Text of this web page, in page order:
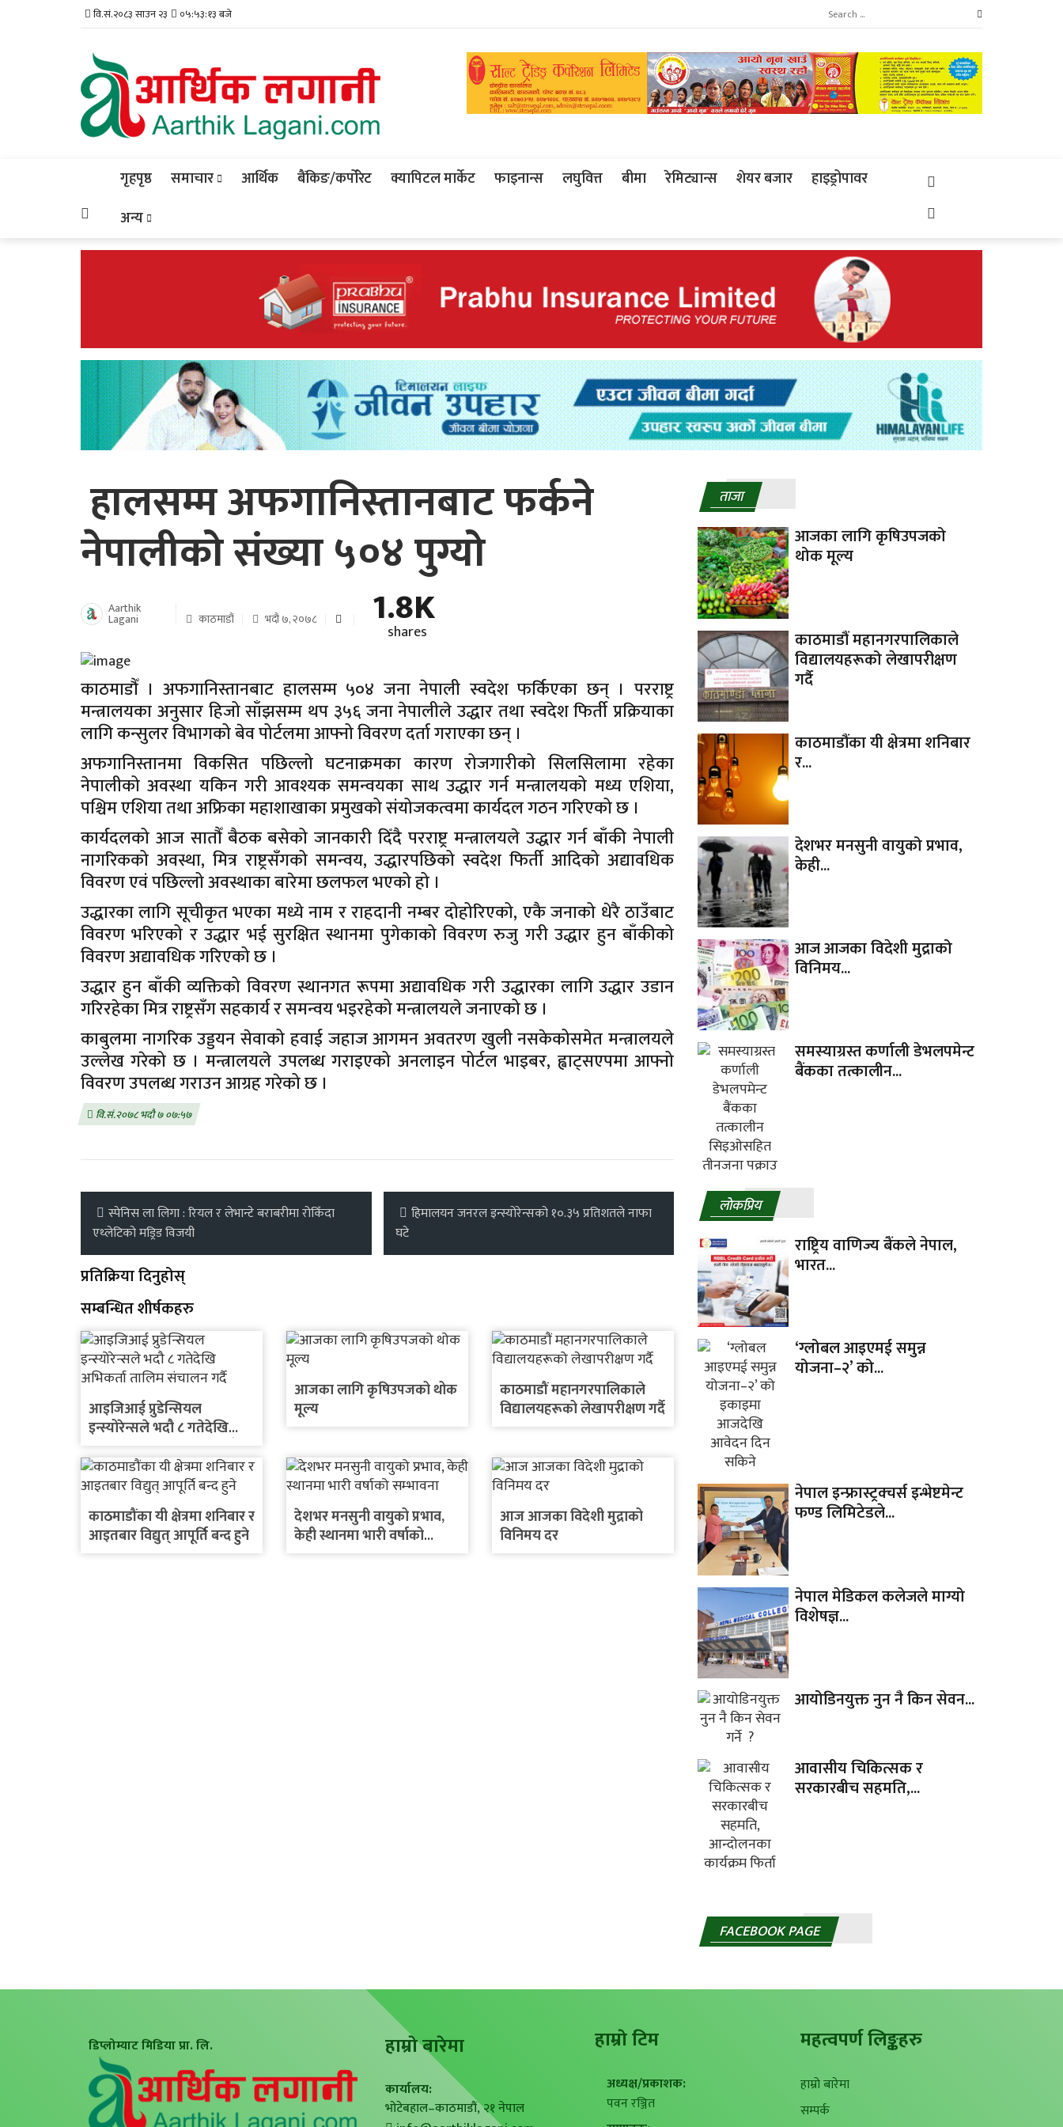
वि.सं.२०८३ साउन २३ ०५:५३:१४ बजे
गृहपृष्ठ समाचार आर्थिक बैंकिङ/कर्पोरेट क्यापिटल मार्केट फाइनान्स लघुवित्त बीमा रेमिट्यान्स शेयर बजार
हाइड्रोपावर
अन्य
हालसम्म अफगानिस्तानबाट फर्कने
नेपालीको संख्या ५०४ पुग्यो
Aarthik
Lagani काठमाडौं भदौ ७, २०७८ 1.8K
shares
काठमाडौँ । अफगानिस्तानबाट हालसम्म ५०४ जना नेपाली स्वदेश फर्किएका छन् । परराष्ट्र
मन्त्रालयका अनुसार हिजो साँझसम्म थप ३५६ जना नेपालीले उद्धार तथा स्वदेश फिर्ती प्रक्रियाका
लागि कन्सुलर विभागको बेव पोर्टलमा आफ्नो विवरण दर्ता गराएका छन् ।
अफगानिस्तानमा विकसित पछिल्लो घटनाक्रमका कारण रोजगारीको सिलसिलामा रहेका
नेपालीको अवस्था यकिन गरी आवश्यक समन्वयका साथ उद्धार गर्न मन्त्रालयको मध्य एशिया,
पश्चिम एशिया तथा अफ्रिका महाशाखाका प्रमुखको संयोजकत्वमा कार्यदल गठन गरिएको छ ।
कार्यदलको आज सातौँ बैठक बसेको जानकारी दिँदै परराष्ट्र मन्त्रालयले उद्धार गर्न बाँकी नेपाली
नागरिकको अवस्था, मित्र राष्ट्रसँगको समन्वय, उद्धारपछिको स्वदेश फिर्ती आदिको अद्यावधिक
विवरण एवं पछिल्लो अवस्थाका बारेमा छलफल भएको हो ।
उद्धारका लागि सूचीकृत भएका मध्ये नाम र राहदानी नम्बर दोहोरिएको, एकै जनाको धेरै ठाउँबाट
विवरण भरिएको र उद्धार भई सुरक्षित स्थानमा पुगेकाको विवरण रुजु गरी उद्धार हुन बाँकीको
विवरण अद्यावधिक गरिएको छ ।
उद्धार हुन बाँकी व्यक्तिको विवरण स्थानगत रूपमा अद्यावधिक गरी उद्धारका लागि उद्धार उडान
गरिरहेका मित्र राष्ट्रसँग सहकार्य र समन्वय भइरहेको मन्त्रालयले जनाएको छ ।
काबुलमा नागरिक उड्डयन सेवाको हवाई जहाज आगमन अवतरण खुली नसकेकोसमेत मन्त्रालयले
उल्लेख गरेको छ । मन्त्रालयले उपलब्ध गराइएको अनलाइन पोर्टल भाइबर, ह्वाट्सएपमा आफ्नो
विवरण उपलब्ध गराउन आग्रह गरेको छ ।
वि.सं.२०७८ भदौ ७ ०७:५७
स्पेनिस ला लिगा : रियल र लेभान्टे बराबरीमा रोकिँदा
एथ्लेटिको मड्रिड विजयी
हिमालयन जनरल इन्स्योरेन्सको १०.३५ प्रतिशतले नाफा
घटे
प्रतिक्रिया दिनुहोस्
सम्बन्धित शीर्षकहरु
आइजिआई प्रुडेन्सियल
इन्स्योरेन्सले भदौ ८ गतेदेखि
आजका लागि कृषिउपजको थोक
मूल्य
काठमाडौं महानगरपालिकाले
विद्यालयहरूको लेखापरीक्षण गर्दै
काठमाडौंका यी क्षेत्रमा शनिबार र
आइतबार विद्युत् आपूर्ति बन्द हुने
देशभर मनसुनी वायुको प्रभाव,
केही स्थानमा भारी वर्षाको
आज आजका विदेशी मुद्राको
विनिमय दर
ताजा
आजका लागि कृषिउपजको
थोक मूल्य
काठमाडौं महानगरपालिकाले
विद्यालयहरूको लेखापरीक्षण
गर्दै
काठमाडौंका यी क्षेत्रमा शनिबार
र...
देशभर मनसुनी वायुको प्रभाव,
केही...
आज आजका विदेशी मुद्राको
विनिमय...
समस्याग्रस्त कर्णाली डेभलपमेन्ट
बैंकका तत्कालीन...
लाेकप्रिय
राष्ट्रिय वाणिज्य बैंकले नेपाल,
भारत...
‘ग्लोबल आइएमई समुन्न
योजना–२’ को...
नेपाल इन्फ्रास्ट्रक्चर्स इन्भेष्टमेन्ट
फण्ड लिमिटेडले...
नेपाल मेडिकल कलेजले माग्यो
विशेषज्ञ...
आयोडिनयुक्त नुन नै किन सेवन...
आवासीय चिकित्सक र
सरकारबीच सहमति,...
FACEBOOK PAGE
डिप्लोम्याट मिडिया प्रा. लि. हाम्राे बारेमा
कार्यालय:
भोटेबहाल–काठमाडौं, २१ नेपाल
हाम्राे टिम
अध्यक्ष/प्रकाशक:
पवन रञ्जित
महत्वपर्ण लिङ्कहरु
हाम्रो बारेमा
सम्पर्क